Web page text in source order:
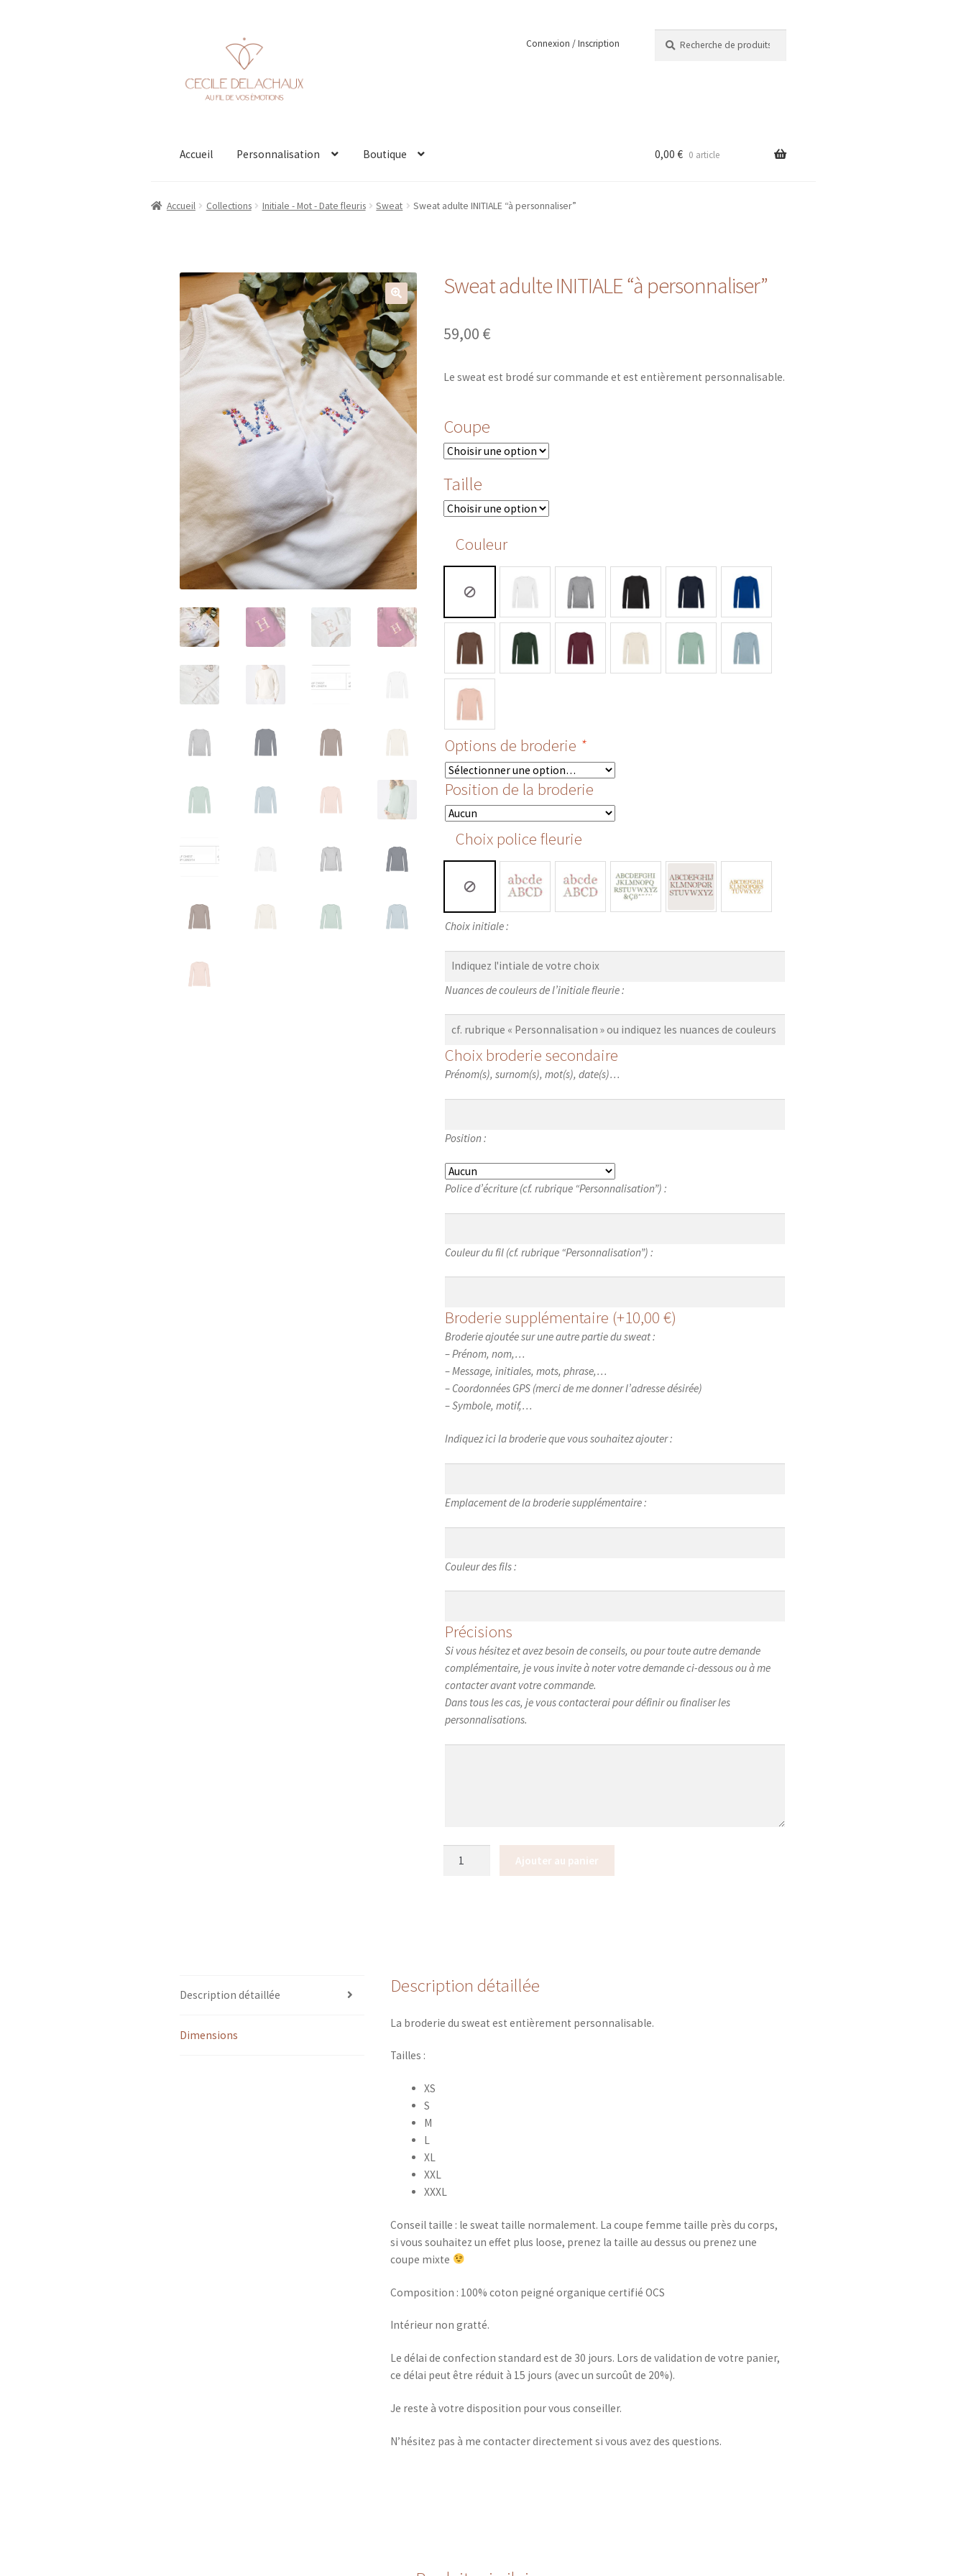
navigation
Connexion / Inscription
pour :
Accueil Personnalisation Boutique 0,00 € 0 article
Accueil Collections Initiale - Mot - Date fleuris Sweat Sweat adulte INITIALE “à personnaliser”
Sweat adulte INITIALE “à personnaliser”
59,00 €
Le sweat est brodé sur commande et est entièrement personnalisable.
Coupe
Taille
Couleur
Options de broderie *
Position de la broderie
Choix police fleurie
Choix
Choix initiale :
Couleur
fils
broderie
Nuances de couleurs de l’initiale fleurie :
Choix broderie secondaire
Prénom(s), surnom(s), mot(s), date(s)…
Position
mot
Position :
Police
Police d’écriture (cf. rubrique “Personnalisation”) :
Couleur
broderie
Couleur du fil (cf. rubrique “Personnalisation”) :
Broderie supplémentaire (+10,00 €)
Broderie ajoutée sur une autre partie du sweat :
– Prénom, nom,…
– Message, initiales, mots, phrase,…
– Coordonnées GPS (merci de me donner l’adresse désirée)
– Symbole, motif,…
Indiquez ici la broderie que vous souhaitez ajouter :
Emplacement
supplémentaire
Emplacement de la broderie supplémentaire :
Couleur
Couleur des fils :
Précisions
Si vous hésitez et avez besoin de conseils, ou pour toute autre demande
complémentaire, je vous invite à noter votre demande ci-dessous ou à me
contacter avant votre commande.
Dans tous les cas, je vous contacterai pour définir ou finaliser les
personnalisations.
Ajouter au panier
Description détaillée
Dimensions
Description détaillée
La broderie du sweat est entièrement personnalisable.
Tailles :
XS
S
M
L
XL
XXL
XXXL
Conseil taille : le sweat taille normalement. La coupe femme taille près du corps,
si vous souhaitez un effet plus loose, prenez la taille au dessus ou prenez une
coupe mixte
Composition : 100% coton peigné organique certifié OCS
Intérieur non gratté.
Le délai de confection standard est de 30 jours. Lors de validation de votre panier,
ce délai peut être réduit à 15 jours (avec un surcoût de 20%).
Je reste à votre disposition pour vous conseiller.
N’hésitez pas à me contacter directement si vous avez des questions.